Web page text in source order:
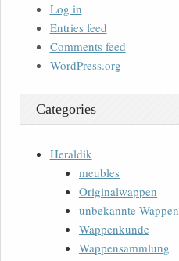
Log in
Entries feed
Comments feed
WordPress.org
Categories
Heraldik
meubles
Originalwappen
unbekannte Wappen
Wappenkunde
Wappensammlung